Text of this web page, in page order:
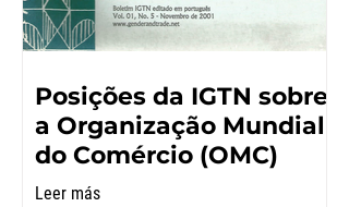
Posições da IGTN sobre
a Organização Mundial
do Comércio (OMC)
Leer más